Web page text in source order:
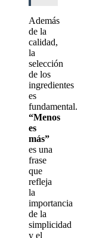
Además
de la
calidad,
la
selección
de los
ingredientes
es
fundamental.
“Menos
es
más”
es una
frase
que
refleja
la
importancia
de la
simplicidad
y el